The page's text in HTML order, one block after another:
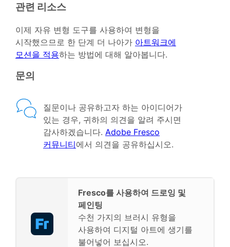
관련 리소스
이제 자유 변형 도구를 사용하여 변형을
시작했으므로 한 단계 더 나아가 아트워크에
모션을 적용하는 방법에 대해 알아봅니다.
문의
질문이나 공유하고자 하는 아이디어가
있는 경우, 귀하의 의견을 알려 주시면
감사하겠습니다. Adobe Fresco
커뮤니티에서 의견을 공유하십시오.
Fresco를 사용하여 드로잉 및
페인팅
수천 가지의 브러시 유형을
사용하여 디지털 아트에 생기를
불어넣어 보십시오.